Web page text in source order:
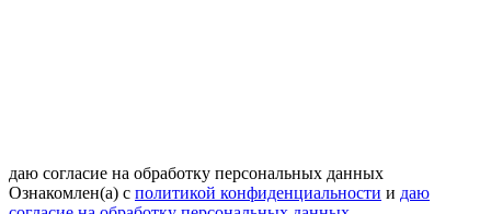
даю согласие на обработку персональных данных
Ознакомлен(а) с политикой конфиденциальности и даю